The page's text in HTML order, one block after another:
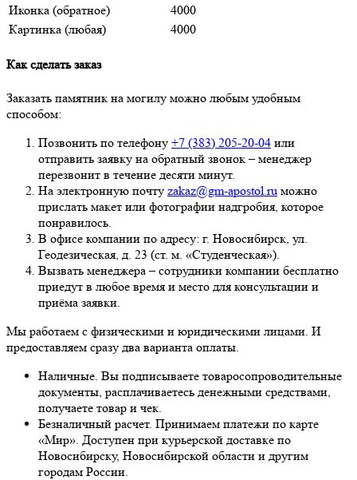
Иконка (обратное)
4000
Картинка (любая)
4000
Как сделать заказ
Заказать памятник на могилу можно любым удобным
способом:
Позвонить по телефону +7 (383) 205-20-04 или
отправить заявку на обратный звонок – менеджер
перезвонит в течение десяти минут.
На электронную почту zakaz@gm-apostol.ru можно
прислать макет или фотографии надгробия, которое
понравилось.
В офисе компании по адресу: г. Новосибирск, ул.
Геодезическая, д. 23 (ст. м. «Студенческая»).
Вызвать менеджера – сотрудники компании бесплатно
приедут в любое время и место для консультации и
приёма заявки.
Мы работаем с физическими и юридическими лицами. И
предоставляем сразу два варианта оплаты.
Наличные. Вы подписываете товаросопроводительные
документы, расплачиваетесь денежными средствами,
получаете товар и чек.
Безналичный расчет. Принимаем платежи по карте
«Мир». Доступен при курьерской доставке по
Новосибирску, Новосибирской области и другим
городам России.